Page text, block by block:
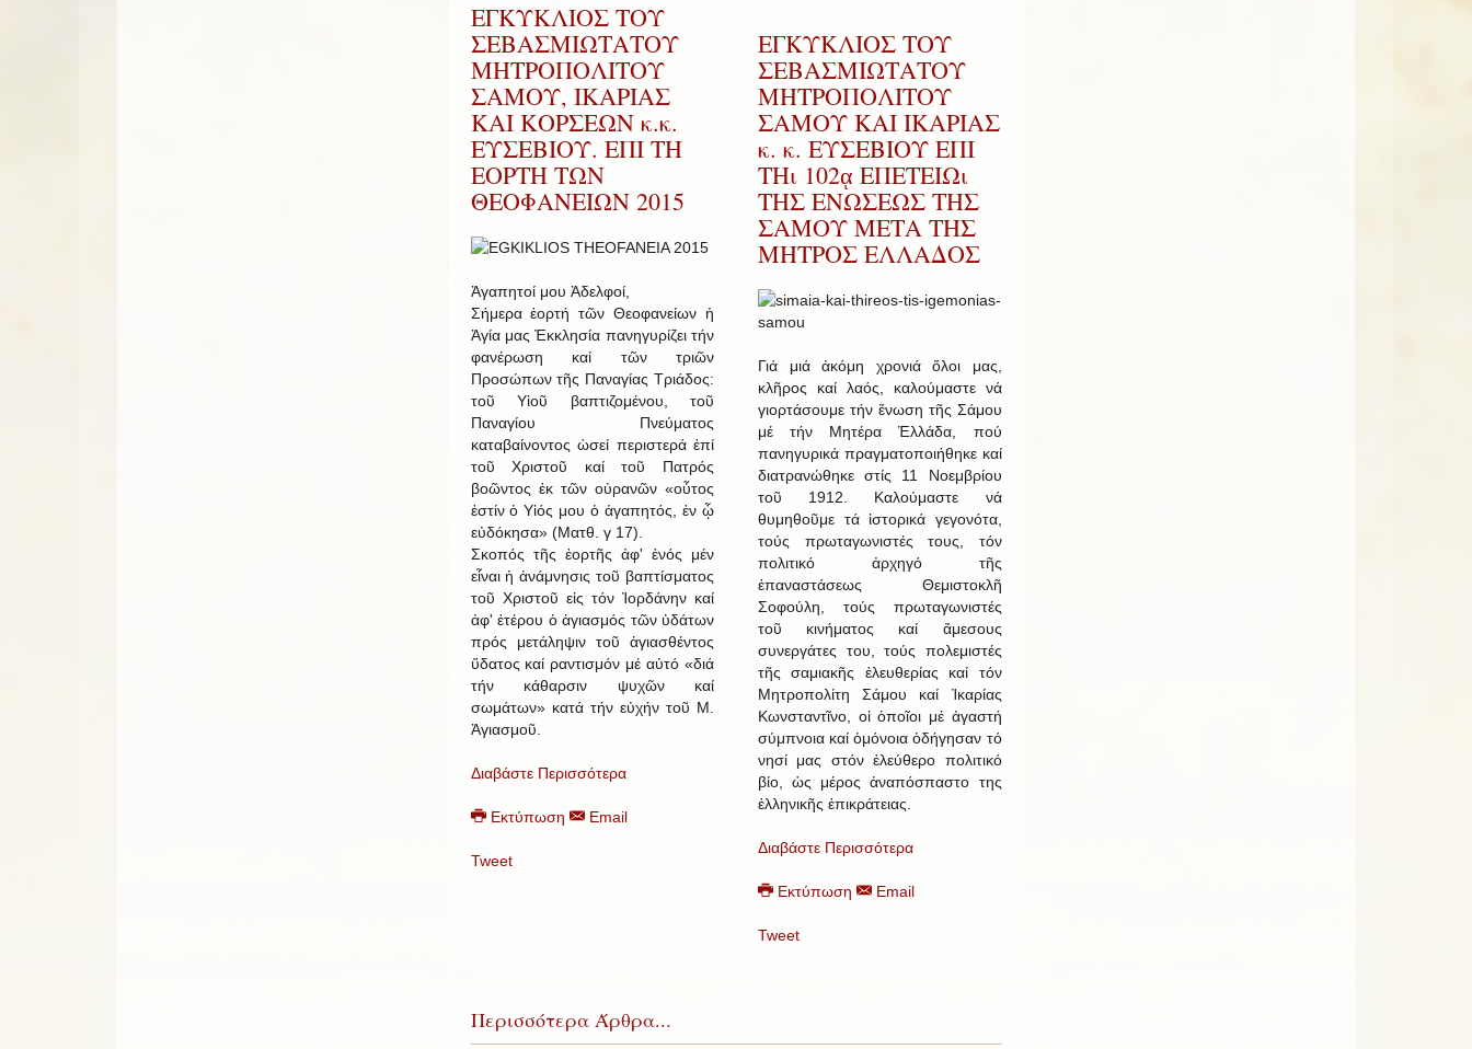
ΕΓΚΥΚΛΙΟΣ ΤΟΥ
ΣΕΒΑΣΜΙΩΤΑΤΟΥ
ΜΗΤΡΟΠΟΛΙΤΟΥ
ΣΑΜΟΥ, ΙΚΑΡΙΑΣ
ΚΑΙ ΚΟΡΣΕΩΝ κ.κ.
ΕΥΣΕΒΙΟΥ. ΕΠΙ ΤΗ
ΕΟΡΤΗ ΤΩΝ
ΘΕΟΦΑΝΕΙΩΝ 2015
Ἀγαπητοί μου Ἀδελφοί,
Σήμερα ἑορτή τῶν Θεοφανείων ἡ
Ἁγία μας Ἐκκλησία πανηγυρίζει τήν
φανέρωση καί τῶν τριῶν
Προσώπων τῆς Παναγίας Τριάδος:
τοῦ Υἱοῦ βαπτιζομένου, τοῦ
Παναγίου Πνεύματος
καταβαίνοντος ὡσεί περιστερά ἐπί
τοῦ Χριστοῦ καί τοῦ Πατρός
βοῶντος ἐκ τῶν οὐρανῶν «οὗτος
ἐστίν ὁ Υἱός μου ὁ ἀγαπητός, ἐν ᾧ
εὐδόκησα» (Ματθ. γ 17).
Σκοπός τῆς ἑορτῆς ἀφ' ἑνός μέν
εἶναι ἡ ἀνάμνησις τοῦ βαπτίσματος
τοῦ Χριστοῦ εἰς τόν Ἰορδάνην καί
ἀφ' ἑτέρου ὁ ἁγιασμός τῶν ὑδάτων
πρός μετάληψιν τοῦ ἁγιασθέντος
ὕδατος καί ραντισμόν μέ αὐτό «διά
τήν κάθαρσιν ψυχῶν καί
σωμάτων» κατά τήν εὐχήν τοῦ Μ.
Ἁγιασμοῦ.
Διαβάστε Περισσότερα
Εκτύπωση Email
Tweet
ΕΓΚΥΚΛΙΟΣ ΤΟΥ
ΣΕΒΑΣΜΙΩΤΑΤΟΥ
ΜΗΤΡΟΠΟΛΙΤΟΥ
ΣΑΜΟΥ ΚΑΙ ΙΚΑΡΙΑΣ
κ. κ. ΕΥΣΕΒΙΟΥ ΕΠΙ
ΤΗι 102ᾳ ΕΠΕΤΕΙΩι
ΤΗΣ ΕΝΩΣΕΩΣ ΤΗΣ
ΣΑΜΟΥ ΜΕΤΑ ΤΗΣ
ΜΗΤΡΟΣ ΕΛΛΑΔΟΣ
Γιά μιά ἀκόμη χρονιά ὅλοι μας,
κλῆρος καί λαός, καλούμαστε νά
γιορτάσουμε τήν ἕνωση τῆς Σάμου
μέ τήν Μητέρα Ἑλλάδα, πού
πανηγυρικά πραγματοποιήθηκε καί
διατρανώθηκε στίς 11 Νοεμβρίου
τοῦ 1912. Καλούμαστε νά
θυμηθοῦμε τά ἱστορικά γεγονότα,
τούς πρωταγωνιστές τους, τόν
πολιτικό ἀρχηγό τῆς
ἐπαναστάσεως Θεμιστοκλῆ
Σοφούλη, τούς πρωταγωνιστές
τοῦ κινήματος καί ἄμεσους
συνεργάτες του, τούς πολεμιστές
τῆς σαμιακῆς ἐλευθερίας καί τόν
Μητροπολίτη Σάμου καί Ἰκαρίας
Κωνσταντῖνο, οἱ ὁποῖοι μέ ἀγαστή
σύμπνοια καί ὁμόνοια ὁδήγησαν τό
νησί μας στόν ἐλεύθερο πολιτικό
βίο, ὡς μέρος ἀναπόσπαστο της
ἑλληνικῆς ἐπικράτειας.
Διαβάστε Περισσότερα
Εκτύπωση Email
Tweet
Περισσότερα Άρθρα...